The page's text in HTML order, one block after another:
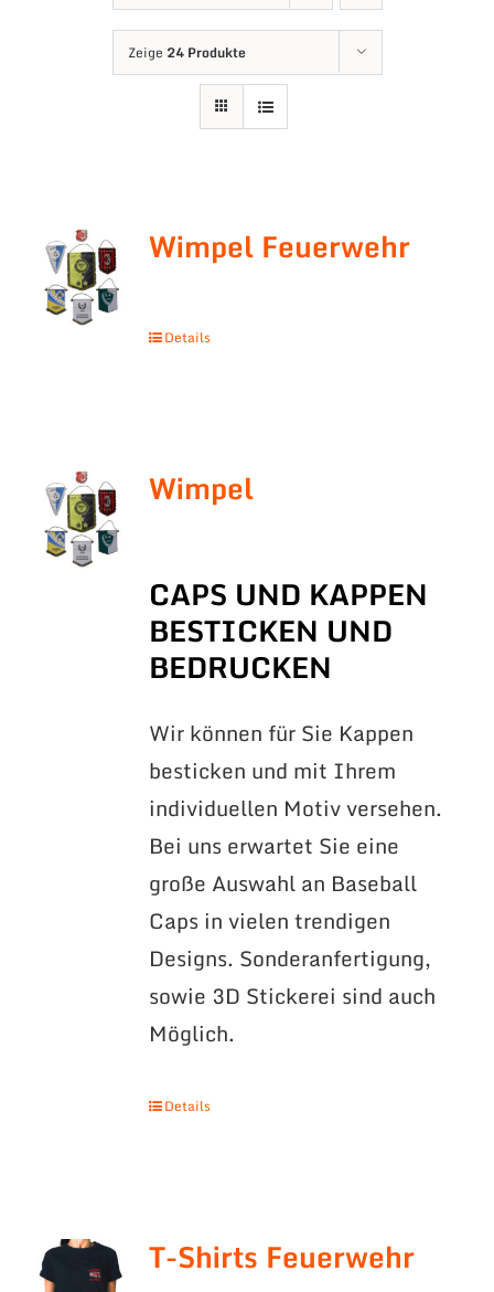
Zeige 24 Produkte
Wimpel Feuerwehr
Details
Wimpel
CAPS UND KAPPEN
BESTICKEN UND
BEDRUCKEN
Wir können für Sie Kappen
besticken und mit Ihrem
individuellen Motiv versehen.
Bei uns erwartet Sie eine
große Auswahl an Baseball
Caps in vielen trendigen
Designs. Sonderanfertigung,
sowie 3D Stickerei sind auch
Möglich.
Details
T-Shirts Feuerwehr